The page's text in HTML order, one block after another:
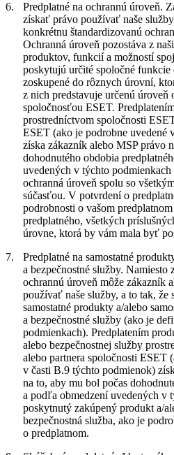
6.
Predplatné na ochrannú úroveň.
získať právo používať naše
konkrétnu štandardizovanú
Ochranná úroveň pozostáva z
produktov, funkcií a možností
poskytujú určité spoločné funkcie
zoskupené do rôznych úrovní,
z nich predstavuje určenú úroveň
spoločnosťou ESET.
prostredníctvom spoločnosti
ESET (ako je podrobne uvedené
získa zákazník alebo MSP právo
dohodnutého obdobia
uvedených v týchto podmienkach
ochranná úroveň spolu so
súčasťou. V potvrdení o
podrobnosti o vašom
predplatného, všetkých
úrovne, ktorá by vám mala byť
7.
Predplatné na samostatné
a bezpečnostné služby. Namiesto
ochrannú úroveň môže zákazník
používať naše služby, a to tak, že
samostatné produkty a/alebo
a bezpečnostné služby (ako je
podmienkach). Predplatením
alebo bezpečnostnej služby
alebo partnera spoločnosti ESET
v časti B.9 týchto podmienok)
na to, aby mu bol počas
a podľa obmedzení uvedených v
poskytnutý zakúpený produkt a/
bezpečnostná služba, ako je
o predplatnom.